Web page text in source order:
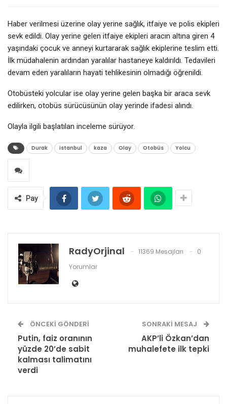
Haber verilmesi üzerine olay yerine sağlık, itfaiye ve polis ekipleri
sevk edildi. Olay yerine gelen itfaiye ekipleri aracın altına giren 4
yaşındaki çocuk ve anneyi kurtararak sağlık ekiplerine teslim etti.
İlk müdahalenin ardından yaralılar hastaneye kaldırıldı. Tedavileri
devam eden yaralıların hayati tehlikesinin olmadığı öğrenildi.
Otobüsteki yolcular ise olay yerine gelen başka bir araca sevk
edilirken, otobüs sürücüsünün olay yerinde ifadesi alındı.
Olayla ilgili başlatılan inceleme sürüyor.
Durak istanbul kaza Olay Otobüs Yolcu
Pay
RadyOrjinal 11369 Mesajları
0
Yorumlar
ÖNCEKI GÖNDERI
Putin, faiz oranının
yüzde 20’de sabit
kalması talimatını
verdi
SONRAKI MESAJ
AKP’li Özkan’dan
muhalefete ilk tepki